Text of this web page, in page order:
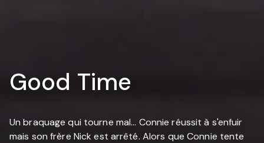
Good Time
Un braquage qui tourne mal... Connie réussit à s'enfuir
mais son frère Nick est arrêté. Alors que Connie tente